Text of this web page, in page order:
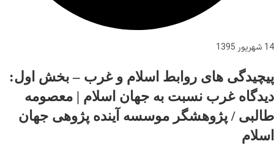
14 شهریور 1395
پیچیدگی های روابط اسلام و غرب – بخش اول:
دیدگاه غرب نسبت به جهان اسلام | معصومه
طالبی / پژوهشگر موسسه آینده پژوهی جهان
اسلام